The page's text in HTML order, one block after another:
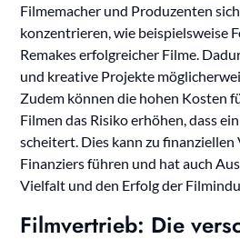
Filmemacher und Produzenten
konzentrieren, wie beispielsweise
Remakes erfolgreicher Filme.
und kreative Projekte
Zudem können die hohen Kosten
Filmen das Risiko erhöhen, dass
scheitert. Dies kann zu
Finanziers führen und hat auch
Vielfalt und den Erfolg der
Filmvertrieb: Die